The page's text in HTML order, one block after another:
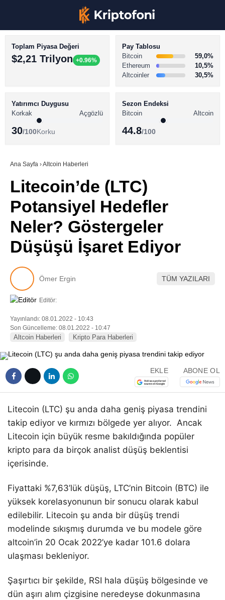
TikTok
BİTCOİN HABERLERİ
ALTCOİN HABERLERİ
SÖZLÜK
Toplam Piyasa Değeri
$2,21 Trilyon +0.96%
Pay Tablosu
Bitcoin
59,0%
Ethereum
10,5%
Altcoinler
30,5%
Yatırımcı Duygusu
Korkak
Açgözlü
30/100Korku
Sezon Endeksi
Bitcoin
Altcoin
44.8/100
Ana Sayfa ›Altcoin Haberleri
Litecoin’de (LTC)
Potansiyel Hedefler
Neler? Göstergeler
Düşüşü İşaret Ediyor
Ömer Ergin TÜM YAZILARI
Editör:
Yayınlandı: 08.01.2022 - 10:43
Son Güncelleme: 08.01.2022 - 10:47
Altcoin Haberleri Kripto Para Haberleri
EKLE ABONE OL
Litecoin (LTC) şu anda daha geniş piyasa trendini
takip ediyor ve kırmızı bölgede yer alıyor. Ancak
Litecoin için büyük resme bakıldığında popüler
kripto para da birçok analist düşüş beklentisi
içerisinde.
Fiyattaki %7,63’lük düşüş, LTC’nin Bitcoin (BTC) ile
yüksek korelasyonunun bir sonucu olarak kabul
edilebilir. Litecoin şu anda bir düşüş trendi
modelinde sıkışmış durumda ve bu modele göre
altcoin’in 20 Ocak 2022’ye kadar 101.6 dolara
ulaşması bekleniyor.
Şaşırtıcı bir şekilde, RSI hala düşüş bölgesinde ve
dün aşırı alım çizgisine neredeyse dokunmasına